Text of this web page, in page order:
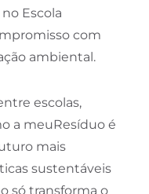
Escola
com
ambiental.
escolas,
a meuResíduo é
mais
sustentáveis
só transforma o